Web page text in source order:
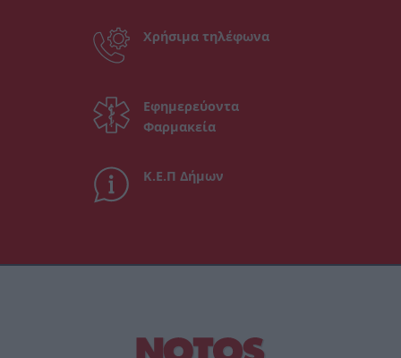
Χρήσιμα τηλέφωνα
Εφημερεύοντα
Φαρμακεία
Κ.Ε.Π Δήμων